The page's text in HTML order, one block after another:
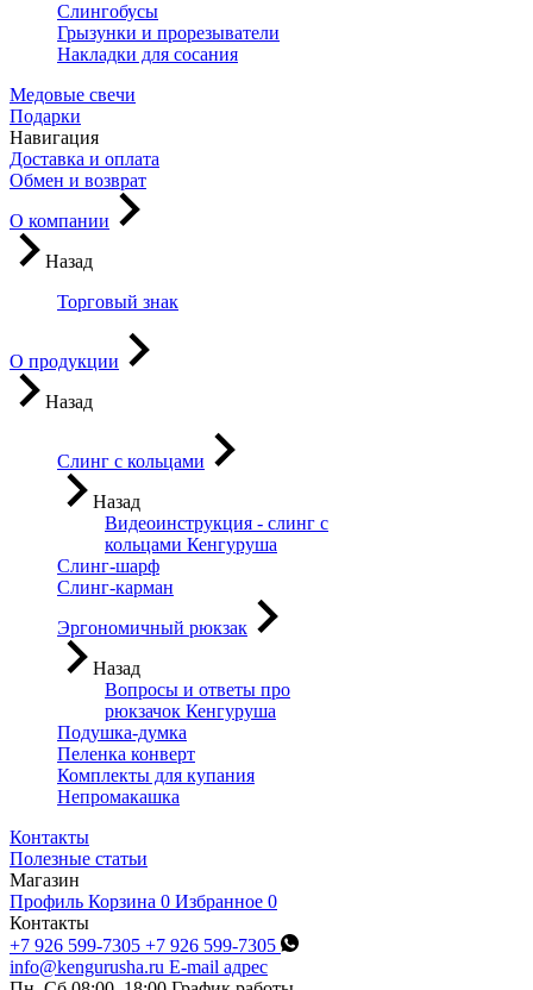
Слингобусы
Грызунки и прорезыватели
Накладки для сосания
Медовые свечи
Подарки
Навигация
Доставка и оплата
Обмен и возврат
О компании
Назад
Торговый знак
О продукции
Назад
Слинг с кольцами
Назад
Видеоинструкция - слинг с
кольцами Кенгуруша
Слинг-шарф
Слинг-карман
Эргономичный рюкзак
Назад
Вопросы и ответы про
рюкзачок Кенгуруша
Подушка-думка
Пеленка конверт
Комплекты для купания
Непромакашка
Контакты
Полезные статьи
Магазин
Профиль Корзина 0 Избранное 0
Контакты
+7 926 599-7305 +7 926 599-7305
info@kengurusha.ru E-mail адрес